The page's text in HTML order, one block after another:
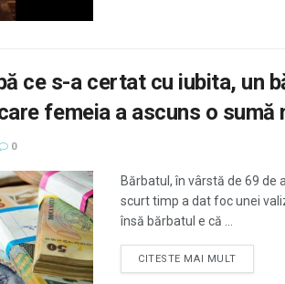
ce s-a certat cu iubita, un
femeia a ascuns o sumă
0
Bărbatul, în vârstă de 69 de
scurt timp a dat foc unei
însă bărbatul e că ...
CITESTE MAI MULT